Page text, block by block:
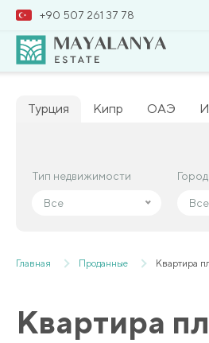
+90 507 261 37 78
Турция Кипр ОАЭ
Тип недвижимости
Все
Город
Все
Тип недвижимости
Все
Город
Все
Главная Проданные Квартира
Квартира